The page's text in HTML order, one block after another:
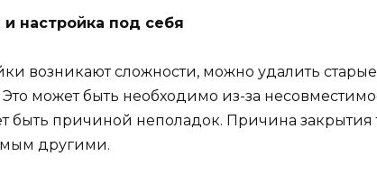
настройка под себя
возникают сложности, можно удалить
Это может быть необходимо из-за
быть причиной неполадок. Причина закрытия
другими.